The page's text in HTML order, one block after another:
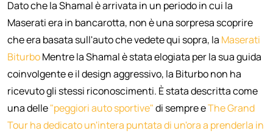
Dato che la Shamal è arrivata in un periodo in cui la
Maserati era in bancarotta, non è una sorpresa scoprire
che era basata sull'auto che vedete qui sopra, la Maserati
BiturboMentre la Shamal è stata elogiata per la sua guida
coinvolgente e il design aggressivo, la Biturbo non ha
ricevuto gli stessi riconoscimenti. È stata descritta come
una delle"peggiori auto sportive"di sempre eThe Grand
Tour ha dedicato un'intera puntata di un'ora a prenderla in